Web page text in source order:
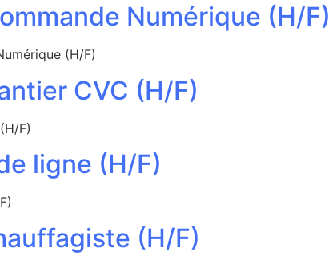
Numérique (H/F)
(H/F)
CVC (H/F)
F)
ligne (H/F)
(H/F)